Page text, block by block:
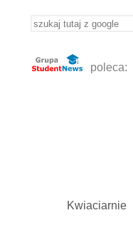
poleca:
Kwiaciarnie